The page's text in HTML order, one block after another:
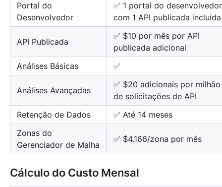
Portal do
Desenvolvedor
✅ 1 portal do desenvolvedor
com 1 API publicada incluída
API Publicada
✅ $10 por mês por API
publicada adicional
Análises Básicas
✅
Análises Avançadas
✅ $20 adicionais por milhão
de solicitações de API
Retenção de Dados
✅ Até 14 meses
Zonas do
Gerenciador de Malha
✅ $4.166/zona por mês
Cálculo do Custo Mensal